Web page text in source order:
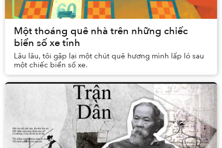
Một thoáng quê nhà trên những chiếc
biển số xe tỉnh
Lâu lâu, tôi gặp lại một chút quê hương mình lấp ló sau
một chiếc biển số xe.